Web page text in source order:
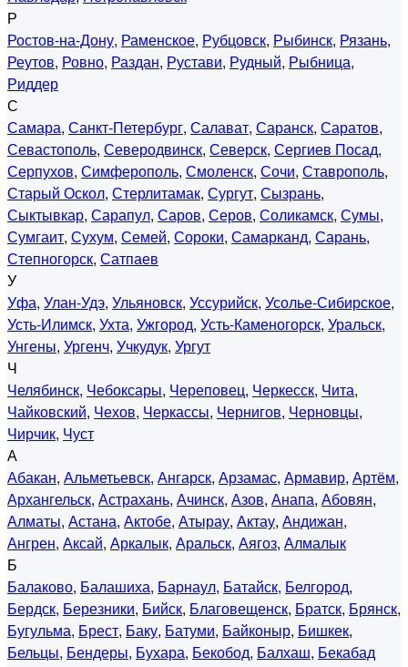
Р
Ростов-на-Дону, Раменское, Рубцовск, Рыбинск, Рязань,
Реутов, Ровно, Раздан, Рустави, Рудный, Рыбница,
Риддер
С
Самара, Санкт-Петербург, Салават, Саранск, Саратов,
Севастополь, Северодвинск, Северск, Сергиев Посад,
Серпухов, Симферополь, Смоленск, Сочи, Ставрополь,
Старый Оскол, Стерлитамак, Сургут, Сызрань,
Сыктывкар, Сарапул, Саров, Серов, Соликамск, Сумы,
Сумгаит, Сухум, Семей, Сороки, Самарканд, Сарань,
Степногорск, Сатпаев
У
Уфа, Улан-Удэ, Ульяновск, Уссурийск, Усолье-Сибирское,
Усть-Илимск, Ухта, Ужгород, Усть-Каменогорск, Уральск,
Унгены, Ургенч, Учкудук, Ургут
Ч
Челябинск, Чебоксары, Череповец, Черкесск, Чита,
Чайковский, Чехов, Черкассы, Чернигов, Черновцы,
Чирчик, Чуст
А
Абакан, Альметьевск, Ангарск, Арзамас, Армавир, Артём,
Архангельск, Астрахань, Ачинск, Азов, Анапа, Абовян,
Алматы, Астана, Актобе, Атырау, Актау, Андижан,
Ангрен, Аксай, Аркалык, Аральск, Аягоз, Алмалык
Б
Балаково, Балашиха, Барнаул, Батайск, Белгород,
Бердск, Березники, Бийск, Благовещенск, Братск, Брянск,
Бугульма, Брест, Баку, Батуми, Байконыр, Бишкек,
Бельцы, Бендеры, Бухара, Бекобод, Балхаш, Бекабад